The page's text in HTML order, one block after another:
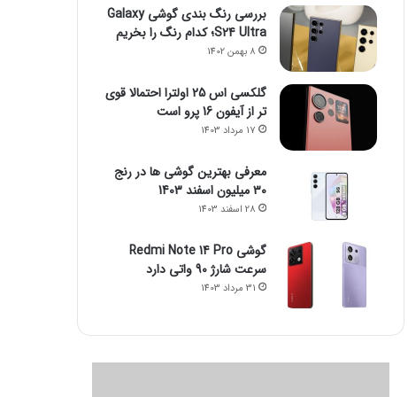
بررسی رنگ بندی گوشی Galaxy
S24 Ultra؛ کدام رنگ را بخریم
8 بهمن 1402
گلکسی اس 25 اولترا احتمالا قوی
تر از آیفون 16 پرو است
17 مرداد 1403
معرفی بهترین گوشی ها در رنج
۳۰ میلیون اسفند 1403
28 اسفند 1403
گوشی Redmi Note 14 Pro
سرعت شارژ 90 واتی دارد
31 مرداد 1403